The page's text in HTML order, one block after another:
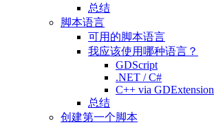
总结
脚本语言
可用的脚本语言
我应该使用哪种语言？
GDScript
.NET / C#
C++ via GDExtension
总结
创建第一个脚本